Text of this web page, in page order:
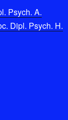
Psych. A.
Dipl. Psych. H.